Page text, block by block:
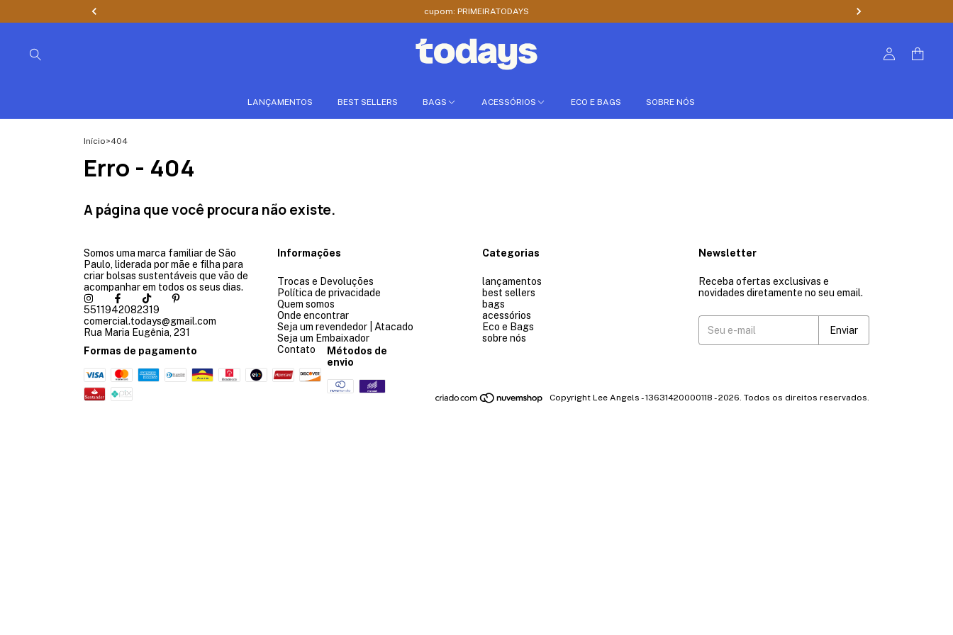
cupom: PRIMEIRATODAYS
LANÇAMENTOS BEST SELLERS BAGS ACESSÓRIOS ECO E BAGS SOBRE NÓS
Início>404
Erro - 404
A página que você procura não existe.
Somos uma marca familiar de São
Paulo, liderada por mãe e filha para
criar bolsas sustentáveis que vão de
acompanhar em todos os seus dias.
5511942082319
comercial.todays@gmail.com
Rua Maria Eugênia, 231
Informações
Trocas e Devoluções
Política de privacidade
Quem somos
Onde encontrar
Seja um revendedor | Atacado
Seja um Embaixador
Contato
Categorias
lançamentos
best sellers
bags
acessórios
Eco e Bags
sobre nós
Newsletter
Receba ofertas exclusivas e
novidades diretamente no seu email.
Formas de pagamento
Métodos de
envio
Copyright Lee Angels - 13631420000118 - 2026. Todos os direitos reservados.